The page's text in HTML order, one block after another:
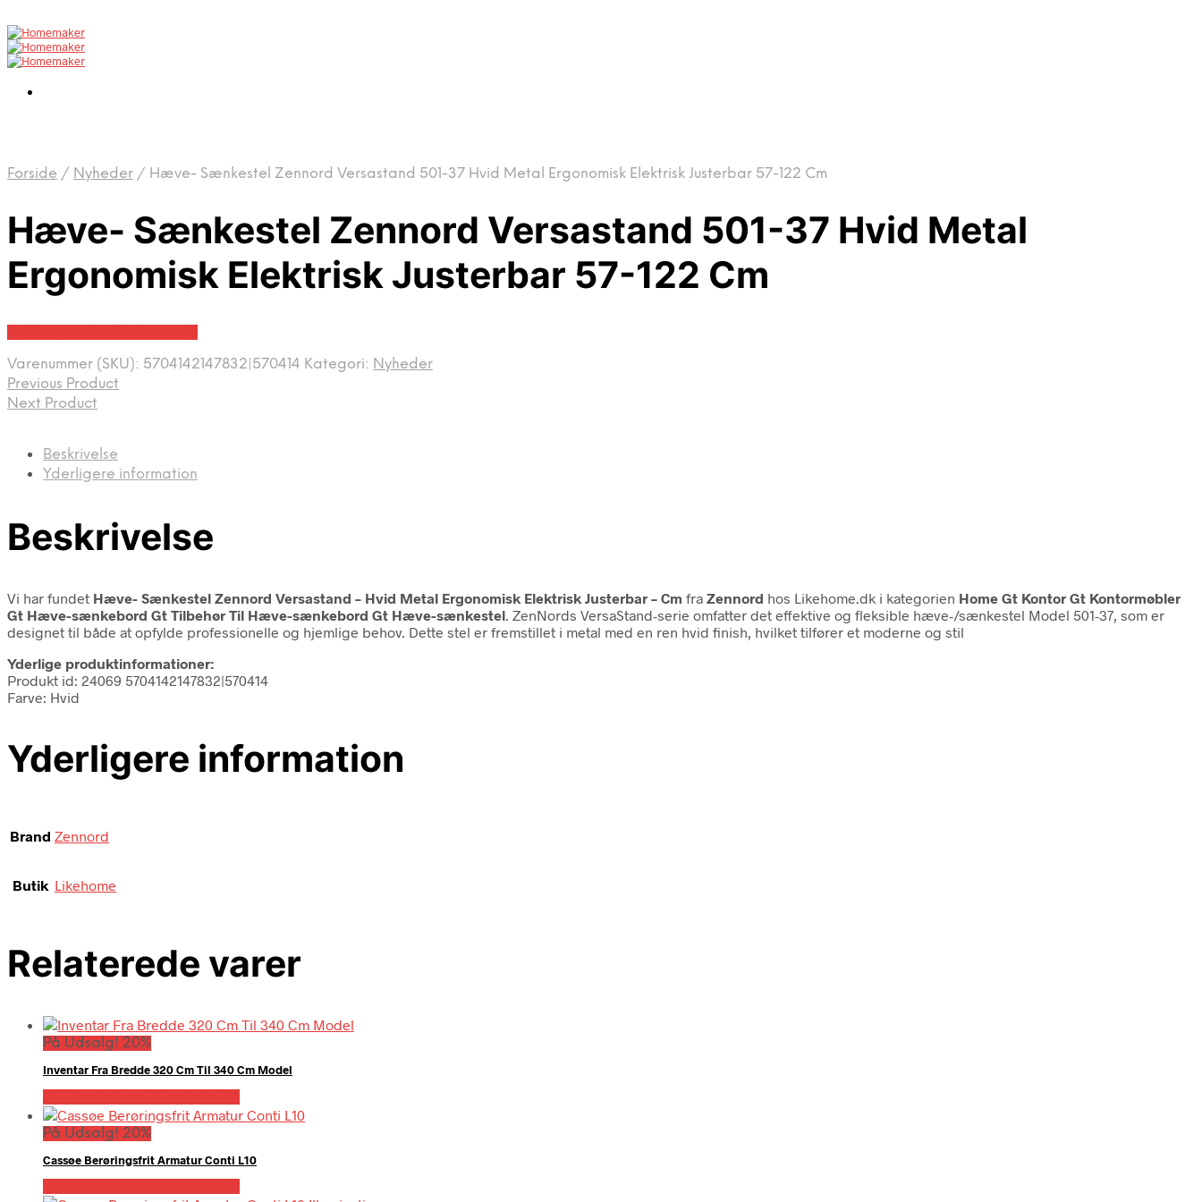
Forside / Nyheder / Hæve- Sænkestel Zennord Versastand 501-37 Hvid Metal Ergonomisk Elektrisk Justerbar 57-122 Cm
Hæve- Sænkestel Zennord Versastand 501-37 Hvid Metal
Ergonomisk Elektrisk Justerbar 57-122 Cm
Varenummer (SKU): 5704142147832|570414 Kategori: Nyheder
Previous Product
Next Product
Beskrivelse
Yderligere information
Beskrivelse
Vi har fundet Hæve- Sænkestel Zennord Versastand – Hvid Metal Ergonomisk Elektrisk Justerbar – Cm fra Zennord hos Likehome.dk i kategorien Home Gt Kontor Gt Kontormøbler
Gt Hæve-sænkebord Gt Tilbehør Til Hæve-sænkebord Gt Hæve-sænkestel . ZenNords VersaStand-serie omfatter det effektive og fleksible hæve-/sænkestel Model 501-37, som er
designet til både at opfylde professionelle og hjemlige behov. Dette stel er fremstillet i metal med en ren hvid finish, hvilket tilfører et moderne og stil
Yderlige produktinformationer:
Produkt id: 24069 5704142147832|570414
Farve: Hvid
Yderligere information
Brand Zennord
Butik Likehome
Relaterede varer
På Udsalg! 20%
Inventar Fra Bredde 320 Cm Til 340 Cm Model
På Udsalg! 20%
Cassøe Berøringsfrit Armatur Conti L10